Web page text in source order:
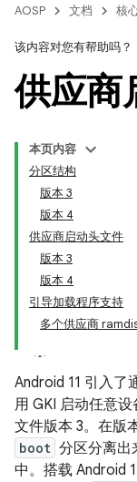
AOSP 文档 核
该内容对您有帮助吗？
供应商
本页内容
分区结构
版本 3
版本 4
供应商启动头文件
版本 3
版本 4
引导加载程序支持
多个供应商
Android 11 引入了
用 GKI 启动任意
文件版本 3。在版
boot 分区分离出
中。搭载 Android